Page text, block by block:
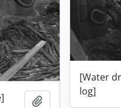
[Water
log]
Ajouter au